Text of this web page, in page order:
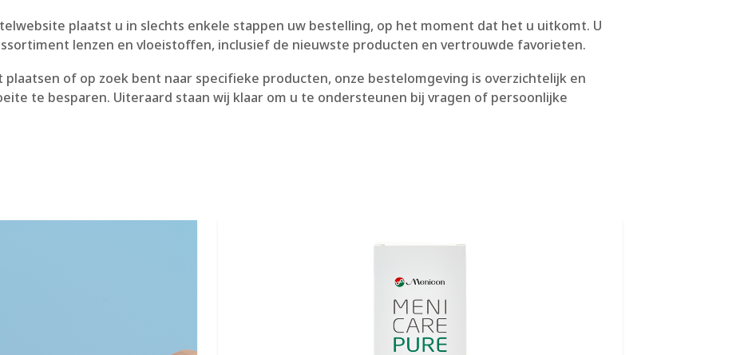
plaatst u in slechts enkele stappen uw bestelling, op het moment dat het u uitkomt. U
lenzen en vloeistoffen, inclusief de nieuwste producten en vertrouwde favorieten.
of op zoek bent naar specifieke producten, onze bestelomgeving is overzichtelijk en
te besparen. Uiteraard staan wij klaar om u te ondersteunen bij vragen of persoonlijke